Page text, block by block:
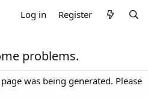
Log in Register
problems.
was being generated. Please